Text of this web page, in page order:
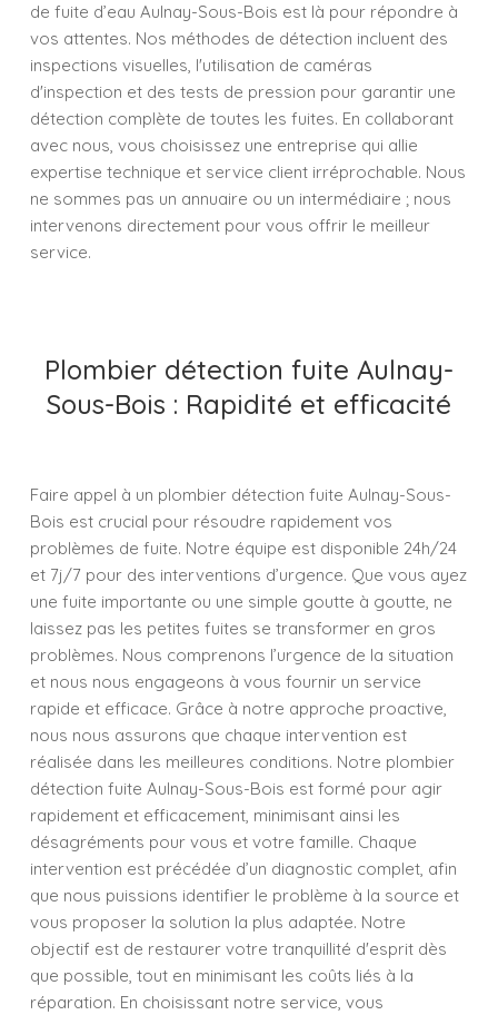
de fuite d’eau Aulnay-Sous-Bois est là pour répondre à
vos attentes. Nos méthodes de détection incluent des
inspections visuelles, l'utilisation de caméras
d'inspection et des tests de pression pour garantir une
détection complète de toutes les fuites. En collaborant
avec nous, vous choisissez une entreprise qui allie
expertise technique et service client irréprochable. Nous
ne sommes pas un annuaire ou un intermédiaire ; nous
intervenons directement pour vous offrir le meilleur
service.
Plombier détection fuite Aulnay-
Sous-Bois : Rapidité et efficacité
Faire appel à un plombier détection fuite Aulnay-Sous-
Bois est crucial pour résoudre rapidement vos
problèmes de fuite. Notre équipe est disponible 24h/24
et 7j/7 pour des interventions d’urgence. Que vous ayez
une fuite importante ou une simple goutte à goutte, ne
laissez pas les petites fuites se transformer en gros
problèmes. Nous comprenons l’urgence de la situation
et nous nous engageons à vous fournir un service
rapide et efficace. Grâce à notre approche proactive,
nous nous assurons que chaque intervention est
réalisée dans les meilleures conditions. Notre plombier
détection fuite Aulnay-Sous-Bois est formé pour agir
rapidement et efficacement, minimisant ainsi les
désagréments pour vous et votre famille. Chaque
intervention est précédée d’un diagnostic complet, afin
que nous puissions identifier le problème à la source et
vous proposer la solution la plus adaptée. Notre
objectif est de restaurer votre tranquillité d'esprit dès
que possible, tout en minimisant les coûts liés à la
réparation. En choisissant notre service, vous